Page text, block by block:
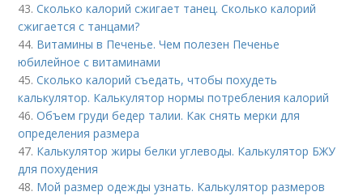
43.Сколько калорий сжигает танец. Сколько калорий
сжигается с танцами?
44. Витамины в Печенье. Чем полезен Печенье
юбилейное с витаминами
45.Сколько калорий съедать, чтобы похудеть
калькулятор. Калькулятор нормы потребления калорий
46.Объем груди бедер талии. Как снять мерки для
определения размера
47. Калькулятор жиры белки углеводы. Калькулятор БЖУ
для похудения
48. Мой размер одежды узнать. Калькулятор размеров